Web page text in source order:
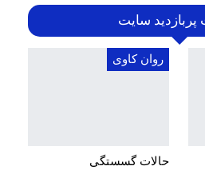
پربازدید سایت
روان کاوی
حالات گسستگی